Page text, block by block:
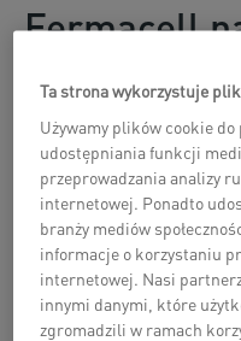
Fermacell
Expo 2025!
03.06.2025
Fermacell na Warsaw
Z radością informujemy,
w targach materiałów
Warsaw Floor Expo,
czerwca 2025 roku w
Ta strona wykorzystuje
Używamy plików cookie
udostępniania funkcji
przeprowadzania analizy
internetowej. Ponadto
branży mediów
informacje o korzystaniu
internetowej. Nasi
innymi danymi, które
zgromadzili w ramach